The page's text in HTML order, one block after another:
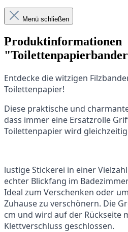
Menü schließen
Produktinformationen
Entdecke die witzigen
Toilettenpapier!
Diese praktische und
dass immer eine Ersatzrolle
Toilettenpapier wird
lustige Stickerei in einer
echter Blickfang im
Ideal zum Verschenken oder
Zuhause zu verschönern. Die
cm und wird auf der Rückseite
Klettverschluss geschlossen.